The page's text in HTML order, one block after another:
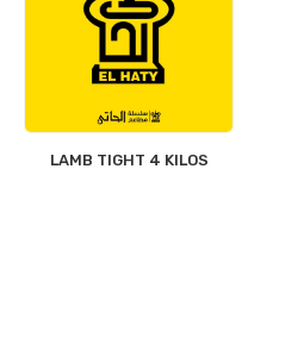
LAMB TIGHT 4 KILOS